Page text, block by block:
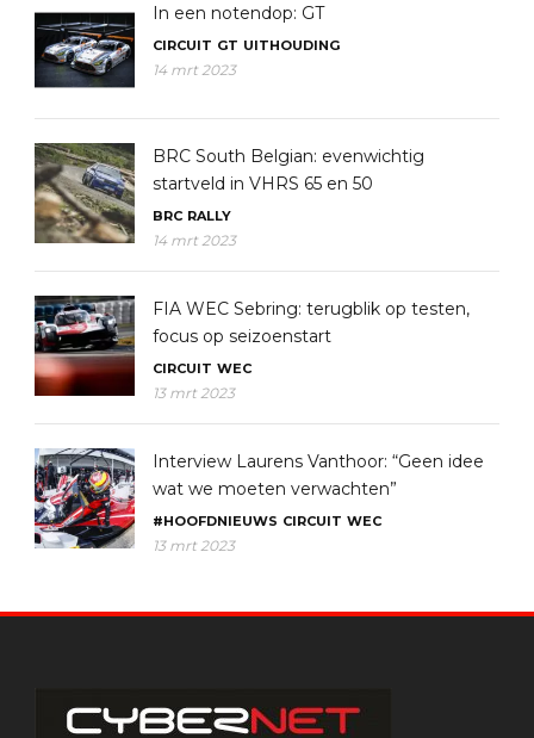
In een notendop: GT
CIRCUIT GT UITHOUDING
14 mrt 2023
BRC South Belgian: evenwichtig
startveld in VHRS 65 en 50
BRC RALLY
14 mrt 2023
FIA WEC Sebring: terugblik op testen,
focus op seizoenstart
CIRCUIT WEC
13 mrt 2023
Interview Laurens Vanthoor: “Geen idee
wat we moeten verwachten”
#HOOFDNIEUWS CIRCUIT WEC
13 mrt 2023